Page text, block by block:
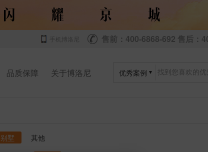
手机博洛尼 售前：400-6868-692 售后：
品质保障 关于博洛尼 优秀案例
别墅
其他